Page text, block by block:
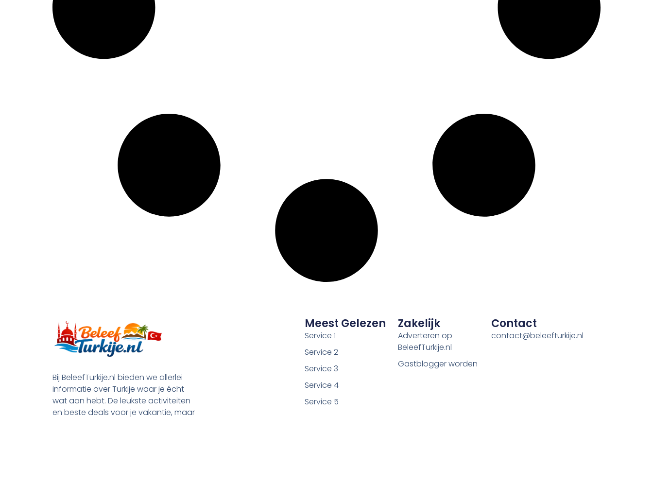
Bij BeleefTurkije.nl bieden we allerlei
informatie over Turkije waar je écht
wat aan hebt. De leukste activiteiten
en beste deals voor je vakantie, maar
Meest Gelezen
Service 1
Service 2
Service 3
Service 4
Service 5
Zakelijk
Adverteren op
BeleefTurkije.nl
Gastblogger worden
Contact
contact@beleefturkije.nl